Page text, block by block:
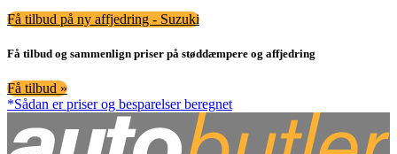
Få tilbud på ny affjedring - Suzuki
Få tilbud og sammenlign priser på støddæmpere og affjedring
Få tilbud »
*Sådan er priser og besparelser beregnet